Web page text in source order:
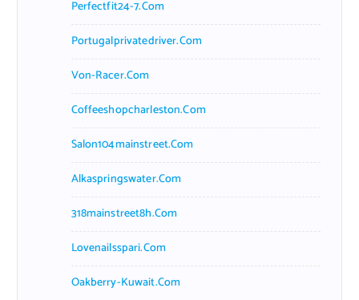
Perfectfit24-7.com
Portugalprivatedriver.com
Von-Racer.com
Coffeeshopcharleston.com
Salon104mainstreet.com
Alkaspringswater.com
318mainstreet8h.com
Lovenailsspari.com
Oakberry-Kuwait.com